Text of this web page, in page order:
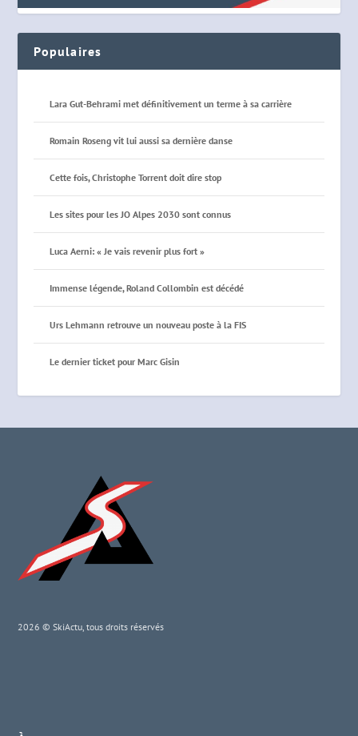
Populaires
Lara Gut-Behrami met définitivement un terme à sa carrière
Romain Roseng vit lui aussi sa dernière danse
Cette fois, Christophe Torrent doit dire stop
Les sites pour les JO Alpes 2030 sont connus
Luca Aerni: « Je vais revenir plus fort »
Immense légende, Roland Collombin est décédé
Urs Lehmann retrouve un nouveau poste à la FIS
Le dernier ticket pour Marc Gisin
2026 © SkiActu, tous droits réservés